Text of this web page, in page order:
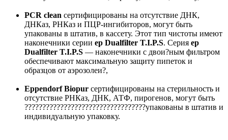
PCR clean сертифицированы на отсутствие ДНК,
ДНКаз, РНКаз и ПЦР-ингибиторов, могут быть
упакованы в штатив, в кассету. Этот тип чистоты имеют
наконечники серии ep Dualfilter T.I.P.S. Серия ep
Dualfilter T.I.P.S — наконечники с двои?ным фильтром
обеспечивают максимальную защиту пипеток и
образцов от аэрозолеи?,
Eppendorf Biopur сертифицированы на стерильность и
отсутствие РНКаз, ДНК, АТФ, пирогенов, могут быть
??????????????????????????????????упакованы в штатив и
индивидуальную упаковку.